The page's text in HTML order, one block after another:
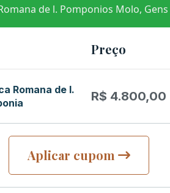
de l. Pomponios Molo,
Preço
Romana de l.
R$ 4.800,00
Aplicar cupom